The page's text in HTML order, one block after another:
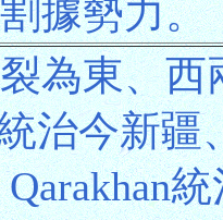
據勢力。
為東、西
治今新
Qarakhan